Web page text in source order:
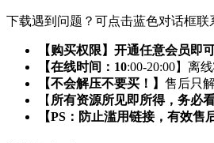
下载遇到问题？可点击蓝色对话框联
【购买权限】开通任意会员即
【在线时间：10:00-20:00】离
【不会解压不要买！】 售后只
【 所有资源所见即所得，务必
【PS：防止滥用链接，有效售